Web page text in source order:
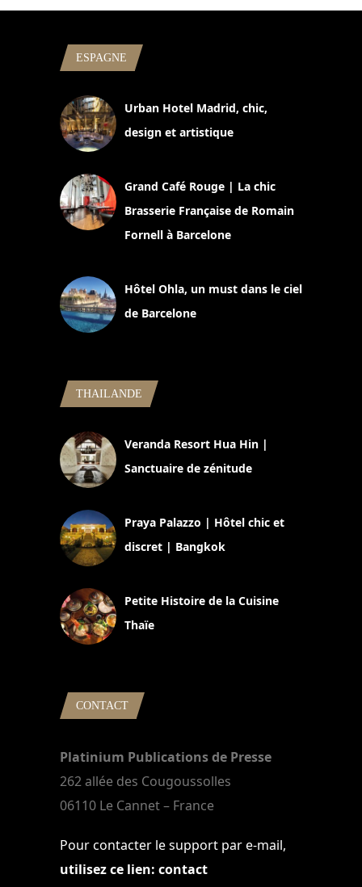
ESPAGNE
Urban Hotel Madrid, chic,
design et artistique
Grand Café Rouge | La chic
Brasserie Française de Romain
Fornell à Barcelone
Hôtel Ohla, un must dans le ciel
de Barcelone
THAILANDE
Veranda Resort Hua Hin |
Sanctuaire de zénitude
Praya Palazzo | Hôtel chic et
discret | Bangkok
Petite Histoire de la Cuisine
Thaïe
CONTACT
Platinium Publications de Presse
262 allée des Cougoussolles
06110 Le Cannet – France
Pour contacter le support par e-mail,
utilisez ce lien: contact